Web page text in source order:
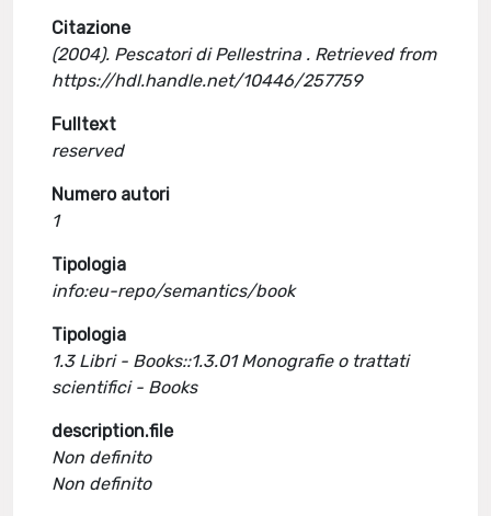
Citazione
(2004). Pescatori di Pellestrina . Retrieved from
https://hdl.handle.net/10446/257759
Fulltext
reserved
Numero autori
1
Tipologia
info:eu-repo/semantics/book
Tipologia
1.3 Libri - Books::1.3.01 Monografie o trattati
scientifici - Books
description.file
Non definito
Non definito